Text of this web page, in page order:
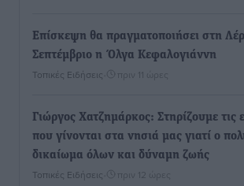
Επίσκεψη θα πραγματοποιήσει στη
Σεπτέμβριο η Όλγα Κεφαλογιάννη
Τοπικές Ειδήσεις πριν 11 ώρες
Γιώργος Χατζημάρκος: Στηρίζουμε τις
που γίνονται στα νησιά μας γιατί ο
δικαίωμα όλων και δύναμη ζωής
Τοπικές Ειδήσεις πριν 12 ώρες